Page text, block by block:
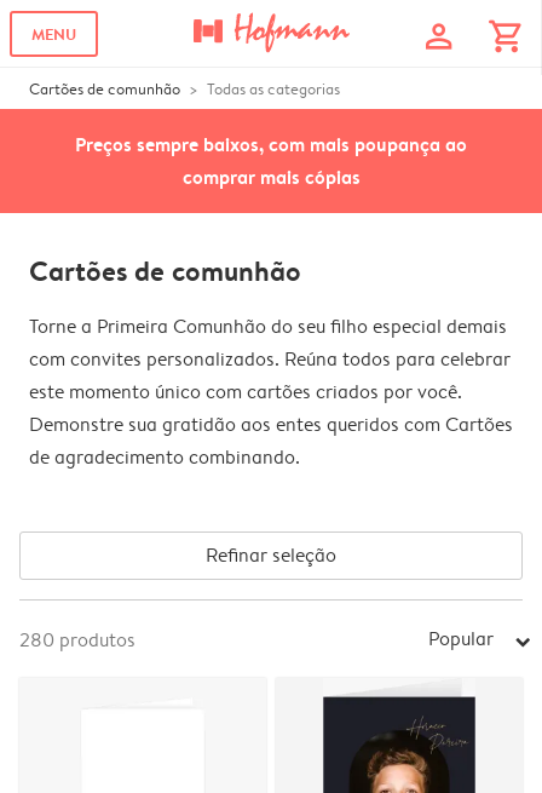
MENU profile shopping_cart
Cartões de comunhão Todas as categorias
Preços sempre baixos, com mais poupança ao
comprar mais cópias
Cartões de comunhão
Torne a Primeira Comunhão do seu filho especial demais
com convites personalizados. Reúna todos para celebrar
este momento único com cartões criados por você.
Demonstre sua gratidão aos entes queridos com Cartões
de agradecimento combinando.
Refinar seleção
280 produtos Popular arrow_right